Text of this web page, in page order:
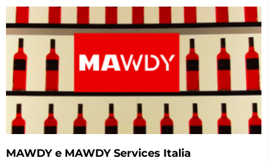
MAWDY e MAWDY Services Italia